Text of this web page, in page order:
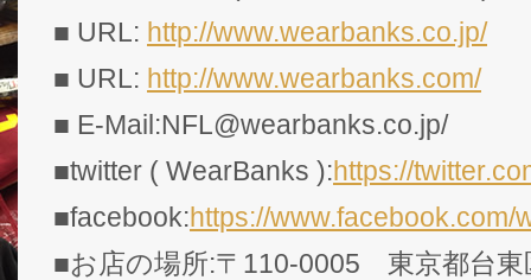
■ URL: http://www.wearbanks.co.jp/
■ URL: http://www.wearbanks.com/
■ E-Mail:NFL@wearbanks.co.jp/
■twitter ( WearBanks ):https://
■facebook:https://www.facebook.com/
■お店の場所:〒110-0005 東京都台